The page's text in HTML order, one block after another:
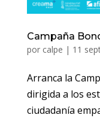
Campaña
por calpe | 11
Arranca la
dirigida a los
ciudadanía